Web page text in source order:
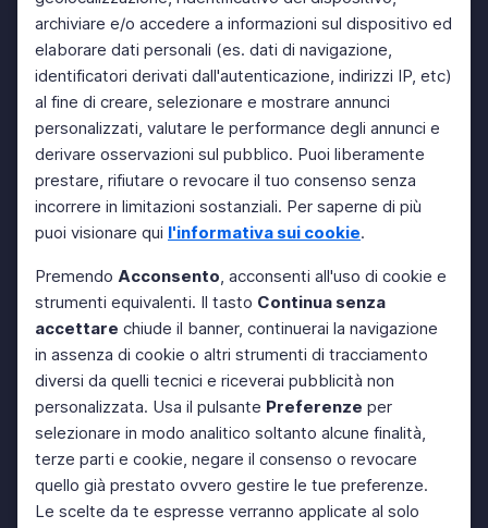
archiviare e/o accedere a informazioni sul dispositivo ed
elaborare dati personali (es. dati di navigazione,
identificatori derivati dall'autenticazione, indirizzi IP, etc)
al fine di creare, selezionare e mostrare annunci
personalizzati, valutare le performance degli annunci e
derivare osservazioni sul pubblico. Puoi liberamente
prestare, rifiutare o revocare il tuo consenso senza
incorrere in limitazioni sostanziali. Per saperne di più
puoi visionare qui l'informativa sui cookie.
Premendo Acconsento, acconsenti all'uso di cookie e
strumenti equivalenti. Il tasto Continua senza
accettare chiude il banner, continuerai la navigazione
in assenza di cookie o altri strumenti di tracciamento
diversi da quelli tecnici e riceverai pubblicità non
personalizzata. Usa il pulsante Preferenze per
selezionare in modo analitico soltanto alcune finalità,
terze parti e cookie, negare il consenso o revocare
quello già prestato ovvero gestire le tue preferenze.
Le scelte da te espresse verranno applicate al solo